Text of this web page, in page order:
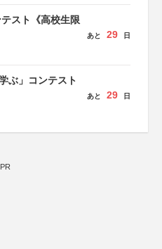
スト《高校生限
あと 29 日
ぶ」コンテスト
あと 29 日
PR